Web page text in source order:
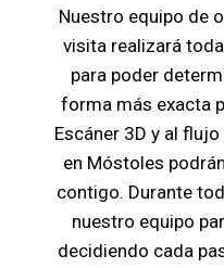
Nuestro equipo de
visita realizará
para poder
forma más exacta
Escáner 3D y al
en Móstoles
contigo. Durante
nuestro equipo
decidiendo cada